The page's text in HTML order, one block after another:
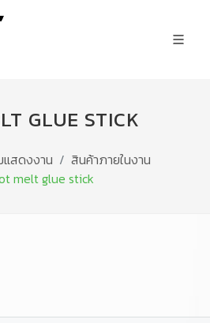
GLUE STICK
แสดงงาน
สินค้าภายในงาน
melt glue stick